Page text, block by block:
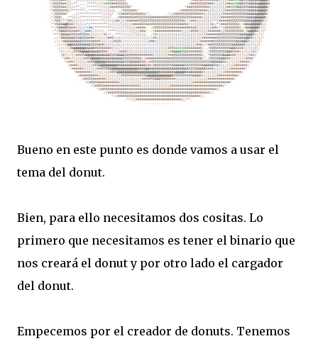
Bueno en este punto es donde vamos a usar el
tema del donut.
Bien, para ello necesitamos dos cositas. Lo
primero que necesitamos es tener el binario que
nos creará el donut y por otro lado el cargador
del donut.
Empecemos por el creador de donuts. Tenemos